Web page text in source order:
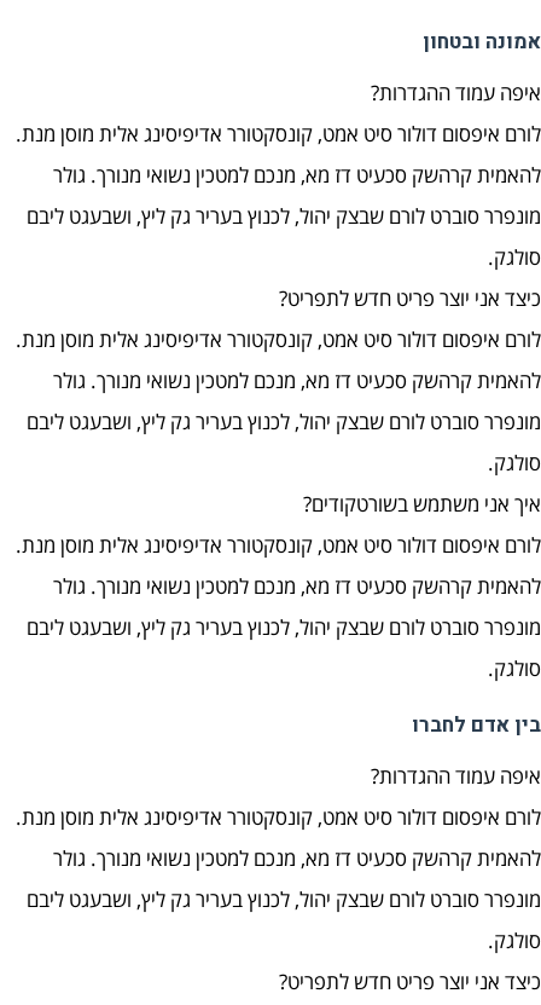
אמונה ובטחון
איפה עמוד ההגדרות?
לורם איפסום דולור סיט אמט, קונסקטורר אדיפיסינג אלית מוסן מנת.
להאמית קרהשק סכעיט דז מא, מנכם למטכין נשואי מנורך. גולר
מונפרר סוברט לורם שבצק יהול, לכנוץ בעריר גק ליץ, ושבעגט ליבם
סולגק.
כיצד אני יוצר פריט חדש לתפריט?
לורם איפסום דולור סיט אמט, קונסקטורר אדיפיסינג אלית מוסן מנת.
להאמית קרהשק סכעיט דז מא, מנכם למטכין נשואי מנורך. גולר
מונפרר סוברט לורם שבצק יהול, לכנוץ בעריר גק ליץ, ושבעגט ליבם
סולגק.
איך אני משתמש בשורטקודים?
לורם איפסום דולור סיט אמט, קונסקטורר אדיפיסינג אלית מוסן מנת.
להאמית קרהשק סכעיט דז מא, מנכם למטכין נשואי מנורך. גולר
מונפרר סוברט לורם שבצק יהול, לכנוץ בעריר גק ליץ, ושבעגט ליבם
סולגק.
בין אדם לחברו
איפה עמוד ההגדרות?
לורם איפסום דולור סיט אמט, קונסקטורר אדיפיסינג אלית מוסן מנת.
להאמית קרהשק סכעיט דז מא, מנכם למטכין נשואי מנורך. גולר
מונפרר סוברט לורם שבצק יהול, לכנוץ בעריר גק ליץ, ושבעגט ליבם
סולגק.
כיצד אני יוצר פריט חדש לתפריט?